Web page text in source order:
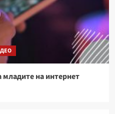
младите на интернет